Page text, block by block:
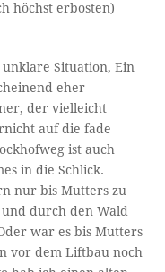
höchst erbosten)
Situation, Ein
eher
der vielleicht
auf die fade
ist auch
in die Schlick.
nur bis Mutters zu
durch den Wald
war es bis Mutters
vor dem Liftbau noch